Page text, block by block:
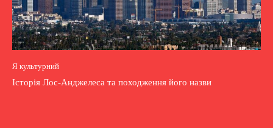
Я культурний
Історія Лос-Анджелеса та походження його назви